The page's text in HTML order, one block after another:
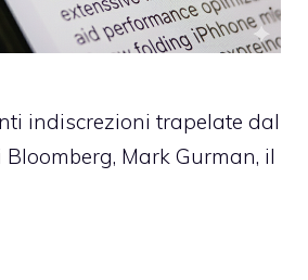
indiscrezioni trapelate dal
Mark Gurman, il